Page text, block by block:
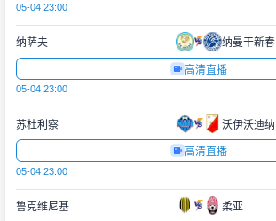
05-04 23:00
纳萨夫 纳曼干新春
高清直播
05-04 23:00
苏杜利察 沃伊沃迪纳
高清直播
05-04 23:00
鲁克维尼基 柔亚